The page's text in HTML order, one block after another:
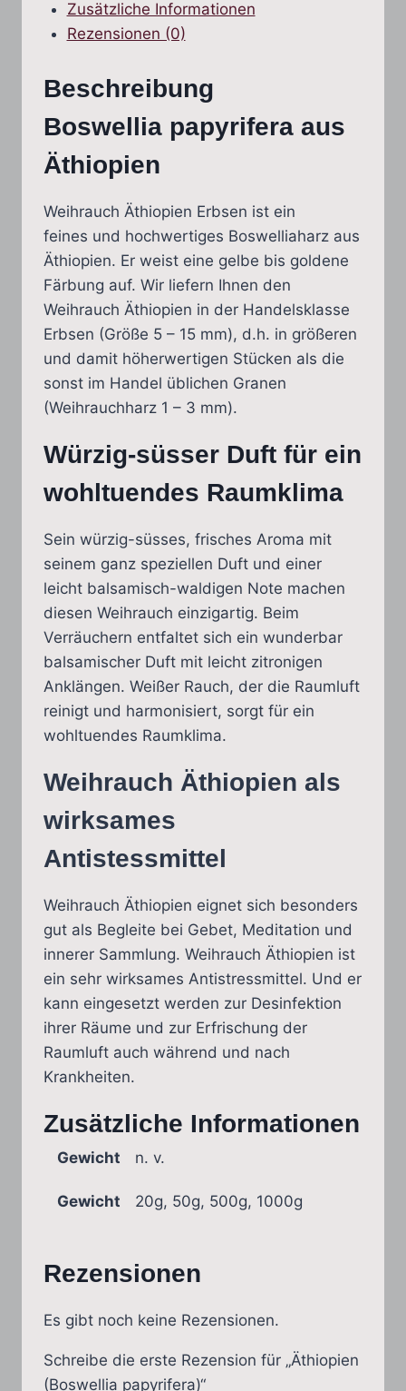
Zusätzliche Informationen
Rezensionen (0)
Beschreibung
Boswellia papyrifera aus
Äthiopien
Weihrauch Äthiopien Erbsen ist ein
feines und hochwertiges Boswelliaharz aus
Äthiopien. Er weist eine gelbe bis goldene
Färbung auf. Wir liefern Ihnen den
Weihrauch Äthiopien in der Handelsklasse
Erbsen (Größe 5 – 15 mm), d.h. in größeren
und damit höherwertigen Stücken als die
sonst im Handel üblichen Granen
(Weihrauchharz 1 – 3 mm).
Würzig-süsser Duft für ein
wohltuendes Raumklima
Sein würzig-süsses, frisches Aroma mit
seinem ganz speziellen Duft und einer
leicht balsamisch-waldigen Note machen
diesen Weihrauch einzigartig. Beim
Verräuchern entfaltet sich ein wunderbar
balsamischer Duft mit leicht zitronigen
Anklängen. Weißer Rauch, der die Raumluft
reinigt und harmonisiert, sorgt für ein
wohltuendes Raumklima.
Weihrauch Äthiopien als
wirksames
Antistessmittel
Weihrauch Äthiopien eignet sich besonders
gut als Begleite bei Gebet, Meditation und
innerer Sammlung. Weihrauch Äthiopien ist
ein sehr wirksames Antistressmittel. Und er
kann eingesetzt werden zur Desinfektion
ihrer Räume und zur Erfrischung der
Raumluft auch während und nach
Krankheiten.
Zusätzliche Informationen
Gewicht n. v.
Gewicht 20g, 50g, 500g, 1000g
Rezensionen
Es gibt noch keine Rezensionen.
Schreibe die erste Rezension für „Äthiopien
(Boswellia papyrifera)“